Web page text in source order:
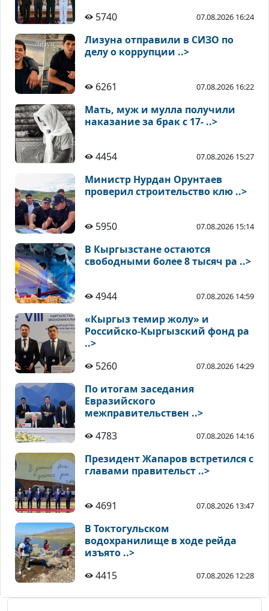
5740 07.08.2026 16:24
Лизуна отправили в СИЗО по
делу о коррупции ..>
6261 07.08.2026 16:22
Мать, муж и мулла получили
наказание за брак с 17- ..>
4454 07.08.2026 15:27
Министр Нурдан Орунтаев
проверил строительство клю ..>
5950 07.08.2026 15:14
В Кыргызстане остаются
свободными более 8 тысяч ра ..>
4944 07.08.2026 14:59
«Кыргыз темир жолу» и
Российско-Кыргызский фонд ра
..>
5260
07.08.2026 14:29
По итогам заседания
Евразийского
межправительствен ..>
4783
07.08.2026 14:16
Президент Жапаров встретился с
главами правительст ..>
4691 07.08.2026 13:47
В Токтогульском
водохранилище в ходе рейда
изъято ..>
4415
07.08.2026 12:28